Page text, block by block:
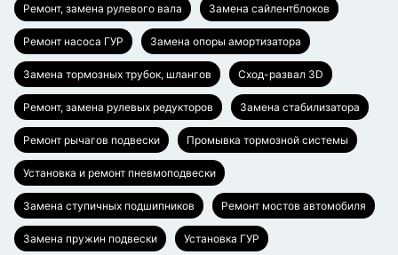
Ремонт, замена рулевого вала Замена сайлентблоков
Ремонт насоса ГУР Замена опоры амортизатора
Замена тормозных трубок, шлангов Сход-развал 3D
Ремонт, замена рулевых редукторов Замена стабилизатора
Ремонт рычагов подвески Промывка тормозной системы
Установка и ремонт пневмоподвески
Замена ступичных подшипников Ремонт мостов автомобиля
Замена пружин подвески Установка ГУР